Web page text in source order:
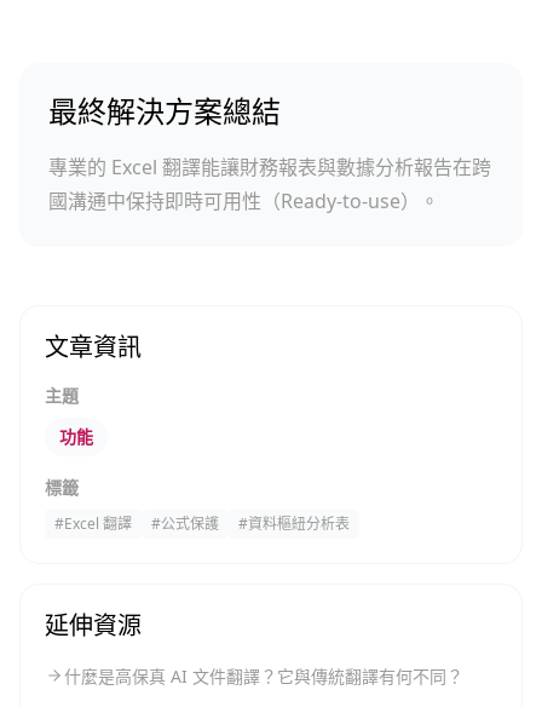
最終解決方案總結
專業的 Excel 翻譯能讓財務報表與數據分析報告在跨
國溝通中保持即時可用性（Ready-to-use）。
文章資訊
主題
功能
標籤
#Excel 翻譯 #公式保護 #資料樞紐分析表
延伸資源
什麼是高保真 AI 文件翻譯？它與傳統翻譯有何不同？